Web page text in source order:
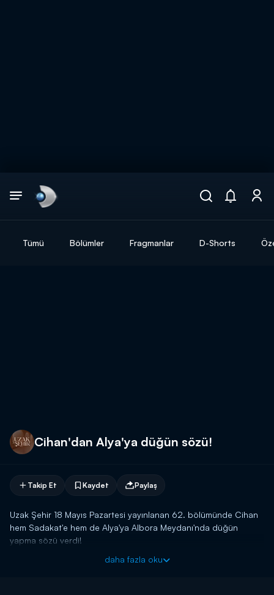
Tümü Bölümler Fragmanlar D-Shorts
Cihan'dan Alya'ya düğün sözü!
Takip Et Kaydet Paylaş
Uzak Şehir 18 Mayıs Pazartesi yayınlanan 62. bölümünde Cihan
hem Sadakat'e hem de Alya'ya Albora Meydanı'nda düğün
yapma sözü verdi!
Uzak Şehir yeni bölümleriyle pazartesi akşamları Kanal D'de!
daha fazla oku